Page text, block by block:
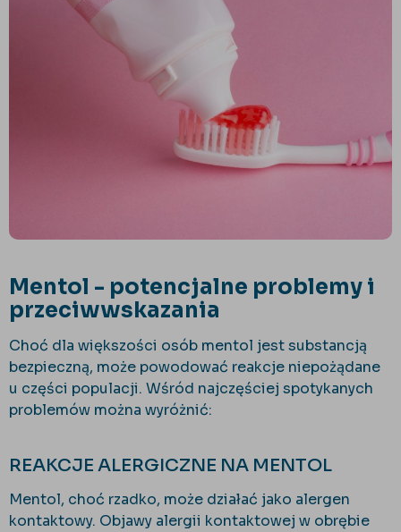
Mentol - potencjalne problemy i
przeciwwskazania
Choć dla większości osób mentol jest substancją
bezpieczną, może powodować reakcje niepożądane
u części populacji. Wśród najczęściej spotykanych
problemów można wyróżnić:
REAKCJE ALERGICZNE NA MENTOL
Mentol, choć rzadko, może działać jako alergen
kontaktowy. Objawy alergii kontaktowej w obrębie